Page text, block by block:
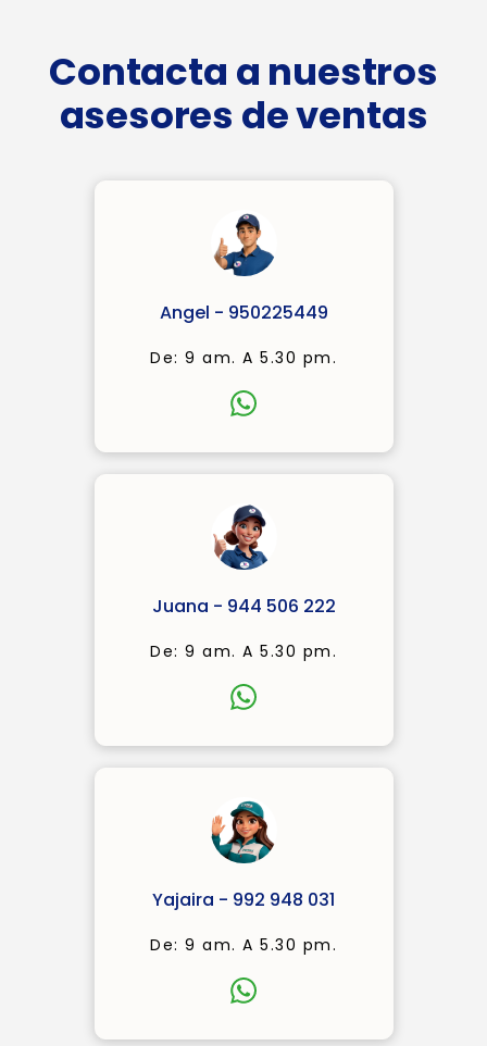
Contacta a nuestros
asesores de ventas
Angel - 950225449
De: 9 am. A 5.30 pm.
Juana - 944 506 222
De: 9 am. A 5.30 pm.
Yajaira - 992 948 031
De: 9 am. A 5.30 pm.